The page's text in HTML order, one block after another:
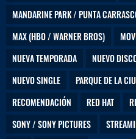
MANDARINE PARK / PUNTA
MAX (HBO / WARNER BROS)
NUEVA TEMPORADA
NUEVO
NUEVO SINGLE
PARQUE DE LA
RECOMENDACIÓN
RED HAT
SONY / SONY PICTURES